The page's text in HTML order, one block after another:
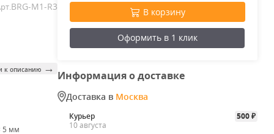
BRG-M1-R3
к описанию →
5 мм
В корзину
Оформить в 1 клик
Информация о доставке
Доставка в Москва
Курьер 500 ₽
10 августа